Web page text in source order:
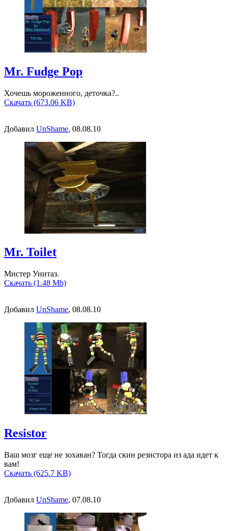
Mr. Fudge Pop
Хочешь мороженного, деточка?..
Скачать (673.06 KB)
Добавил UnShame, 08.08.10
Mr. Toilet
Mистер Унитаз.
Скачать (1.48 Mb)
Добавил UnShame, 08.08.10
Resistor
Ваш мозг еще не зохаван? Тогда скин резистора из ада идет к
вам!
Скачать (625.7 KB)
Добавил UnShame, 07.08.10